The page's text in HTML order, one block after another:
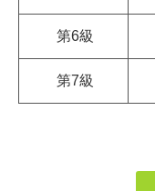
第6級
第7級